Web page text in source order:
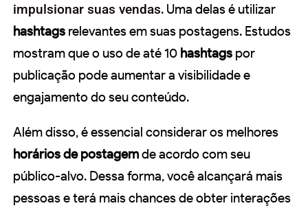
impulsionar suas vendas. Uma delas é utilizar
hashtags relevantes em suas postagens. Estudos
mostram que o uso de até 10 hashtags por
publicação pode aumentar a visibilidade e
engajamento do seu conteúdo.
Além disso, é essencial considerar os melhores
horários de postagemde acordo com seu
público-alvo. Dessa forma, você alcançará mais
pessoas e terá mais chances de obter interações